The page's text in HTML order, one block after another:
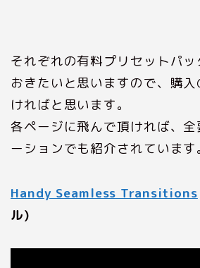
それぞれの有料プリセットパッ
おきたいと思いますので、購
ければと思います。
各ページに飛んで頂ければ、
ーションでも紹介されています
Handy Seamless Transitions
ル)